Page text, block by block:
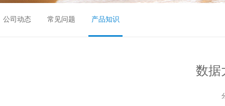
公司动态 常见问题 产品知识
数据